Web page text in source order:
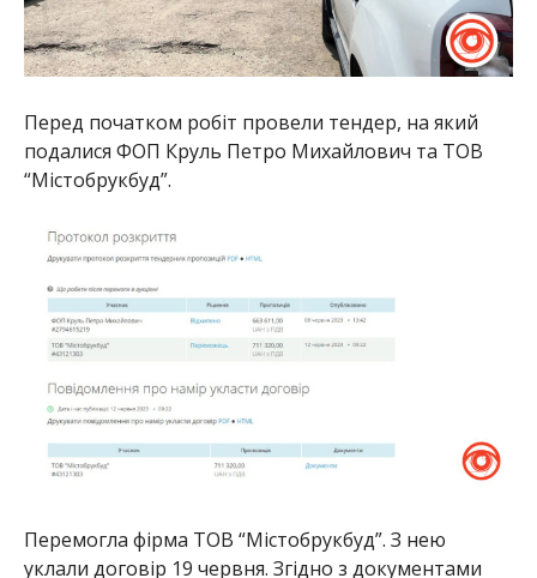
Перед початком робіт провели тендер, на який
подалися ФОП Круль Петро Михайлович та ТОВ
“Містобрукбуд”.
Перемогла фірма ТОВ “Містобрукбуд”. З нею
уклали договір 19 червня. Згідно з документами